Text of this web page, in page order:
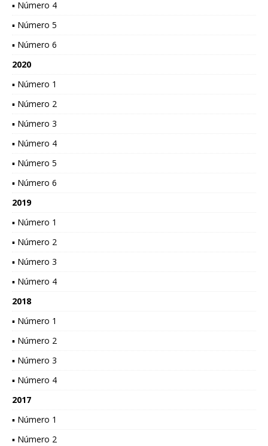
▪ Número 4
▪ Número 5
▪ Número 6
2020
▪ Número 1
▪ Número 2
▪ Número 3
▪ Número 4
▪ Número 5
▪ Número 6
2019
▪ Número 1
▪ Número 2
▪ Número 3
▪ Número 4
2018
▪ Número 1
▪ Número 2
▪ Número 3
▪ Número 4
2017
▪ Número 1
▪ Número 2